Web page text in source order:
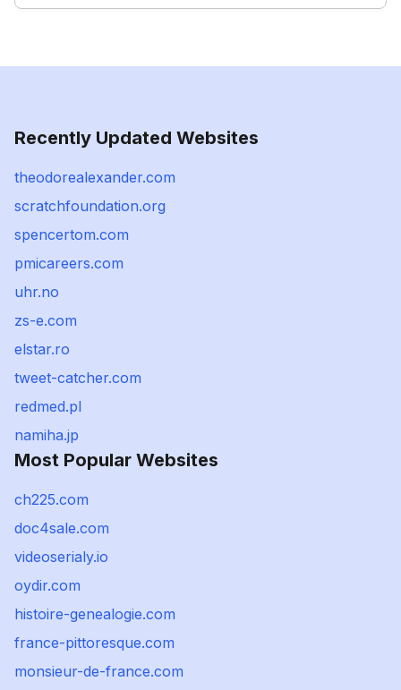
Recently Updated Websites
theodorealexander.com
scratchfoundation.org
spencertom.com
pmicareers.com
uhr.no
zs-e.com
elstar.ro
tweet-catcher.com
redmed.pl
namiha.jp
Most Popular Websites
ch225.com
doc4sale.com
videoserialy.io
oydir.com
histoire-genealogie.com
france-pittoresque.com
monsieur-de-france.com